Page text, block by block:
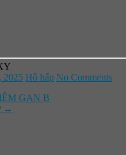
2025 Hô hấp No Comments
GAN B
→